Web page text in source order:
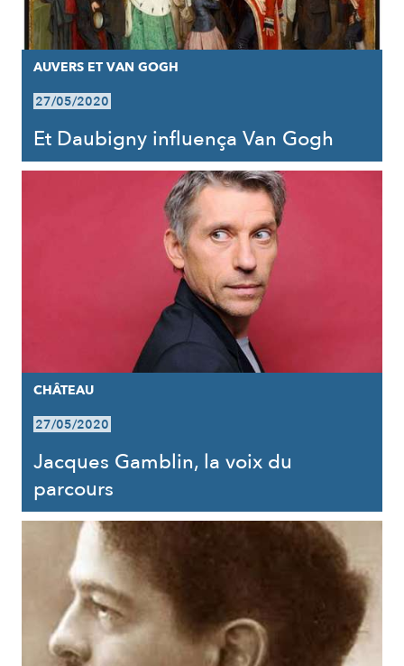
AUVERS ET VAN GOGH
27/05/2020
Et Daubigny influença Van Gogh
CHÂTEAU
27/05/2020
Jacques Gamblin, la voix du
parcours